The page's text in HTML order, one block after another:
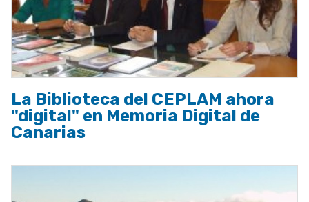
La Biblioteca del CEPLAM ahora
"digital" en Memoria Digital de
Canarias